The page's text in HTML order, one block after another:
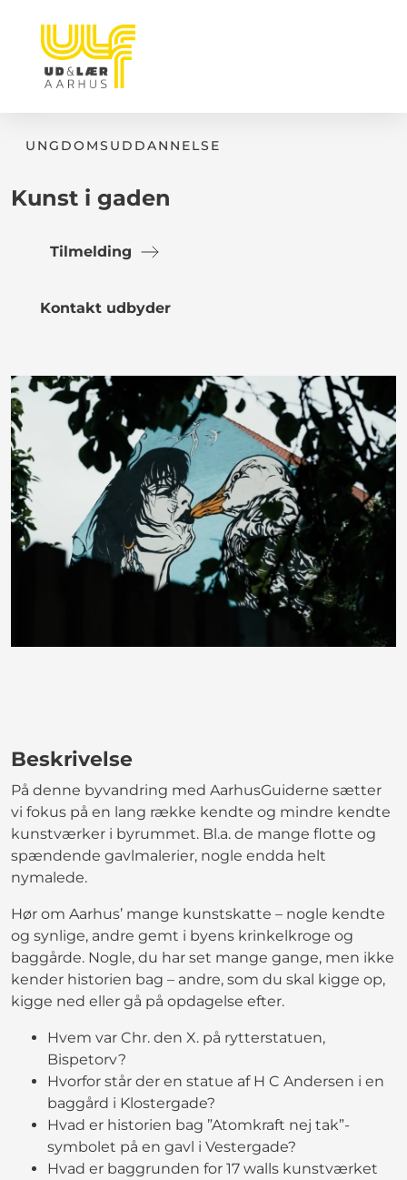
UNGDOMSUDDANNELSE
Kunst i gaden
Tilmelding
Kontakt udbyder
Beskrivelse
På denne byvandring med AarhusGuiderne sætter
vi fokus på en lang række kendte og mindre kendte
kunstværker i byrummet. Bl.a. de mange flotte og
spændende gavlmalerier, nogle endda helt
nymalede.
Hør om Aarhus’ mange kunstskatte – nogle kendte
og synlige, andre gemt i byens krinkelkroge og
baggårde. Nogle, du har set mange gange, men ikke
kender historien bag – andre, som du skal kigge op,
kigge ned eller gå på opdagelse efter.
Hvem var Chr. den X. på rytterstatuen,
Bispetorv?
Hvorfor står der en statue af H C Andersen i en
baggård i Klostergade?
Hvad er historien bag ”Atomkraft nej tak”-
symbolet på en gavl i Vestergade?
Hvad er baggrunden for 17 walls kunstværket